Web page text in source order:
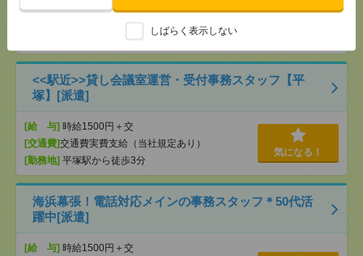
しばらく表示しない
交通費全額支給
<<駅近>>貸し会議室運営・受付事務スタッフ【平
塚】[派遣]
[給 与] 時給1500円＋交
[交通費]交通費実費支給（当社規定あり）
[勤務地] 平塚駅から徒歩3分
気になる！
海浜幕張！電話対応メインの事務スタッフ＊50代活
躍中[派遣]
[給 与] 時給1500円＋交